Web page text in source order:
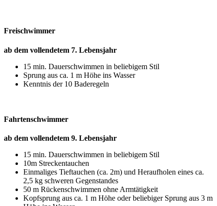
Freischwimmer
ab dem vollendetem 7. Lebensjahr
15 min. Dauerschwimmen in beliebigem Stil
Sprung aus ca. 1 m Höhe ins Wasser
Kenntnis der 10 Baderegeln
Fahrtenschwimmer
ab dem vollendetem 9. Lebensjahr
15 min. Dauerschwimmen in beliebigem Stil
10m Streckentauchen
Einmaliges Tieftauchen (ca. 2m) und Heraufholen eines ca.
2,5 kg schweren Gegenstandes
50 m Rückenschwimmen ohne Armtätigkeit
Kopfsprung aus ca. 1 m Höhe oder beliebiger Sprung aus 3 m